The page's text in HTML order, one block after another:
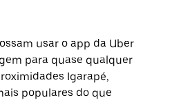
usar o app da Uber
para quase qualquer
Igarapé,
populares do que